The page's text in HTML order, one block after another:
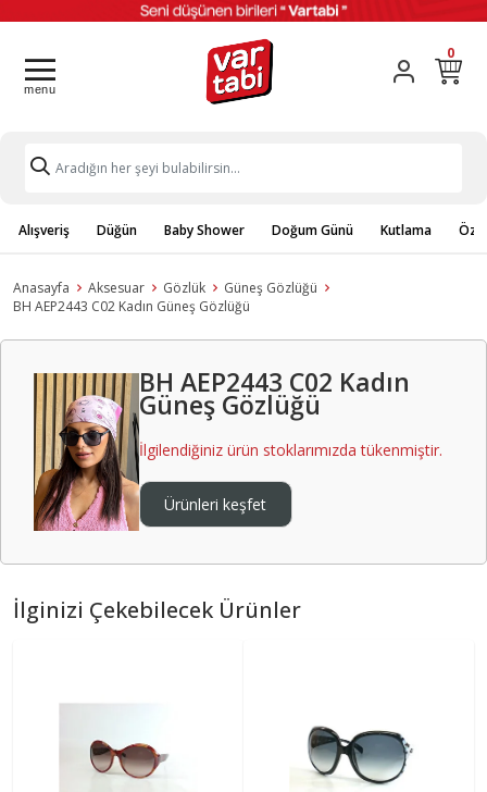
0
Alışveriş Düğün Baby Shower Doğum Günü Kutlama
Anasayfa Aksesuar Gözlük
Güneş Gözlüğü
BH AEP2443 C02 Kadın Güneş Gözlüğü
BH AEP2443 C02 Kadın
Güneş Gözlüğü
İlgilendiğiniz ürün stoklarımızda tükenmiştir.
Ürünleri keşfet
İlginizi Çekebilecek Ürünler